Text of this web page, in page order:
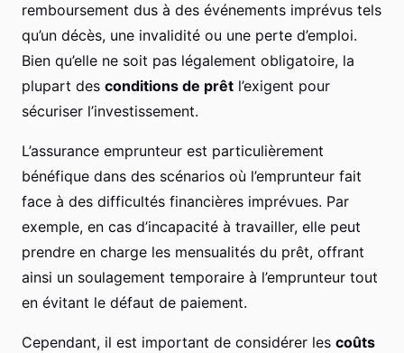
remboursement dus à des événements imprévus tels
qu’un décès, une invalidité ou une perte d’emploi.
Bien qu’elle ne soit pas légalement obligatoire, la
plupart des conditions de prêt l’exigent pour
sécuriser l’investissement.
L’assurance emprunteur est particulièrement
bénéfique dans des scénarios où l’emprunteur fait
face à des difficultés financières imprévues. Par
exemple, en cas d’incapacité à travailler, elle peut
prendre en charge les mensualités du prêt, offrant
ainsi un soulagement temporaire à l’emprunteur tout
en évitant le défaut de paiement.
Cependant, il est important de considérer les coûts